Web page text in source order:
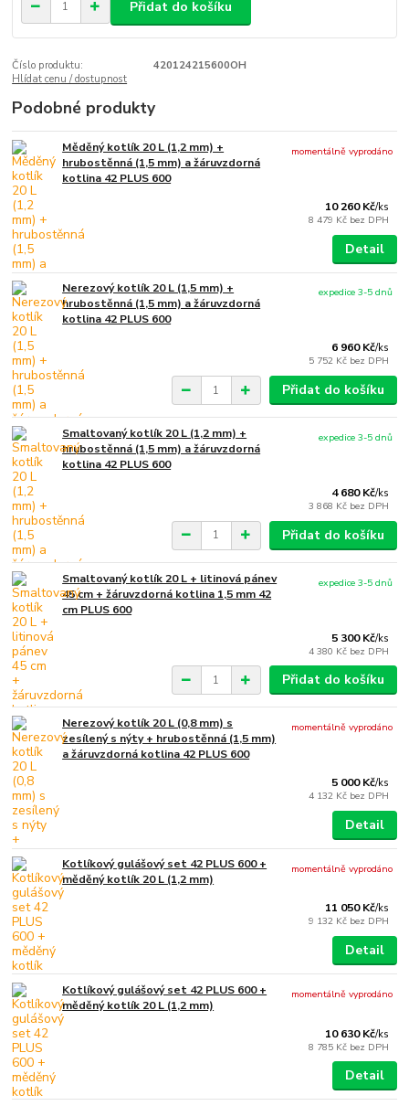
Přidat do košíku
Číslo produktu:
420124215600OH
Hlídat cenu / dostupnost
Podobné produkty
Měděný kotlík 20 L (1,2 mm) +
hrubostěnná (1,5 mm) a žáruvzdorná
kotlina 42 PLUS 600
10 260 Kč/ks
8 479 Kč bez DPH
momentálně vyprodáno
Detail
Nerezový kotlík 20 L (1,5 mm) +
hrubostěnná (1,5 mm) a žáruvzdorná
kotlina 42 PLUS 600
6 960 Kč/ks
5 752 Kč bez DPH
expedice 3-5 dnů
Přidat do košíku
Smaltovaný kotlík 20 L (1,2 mm) +
hrubostěnná (1,5 mm) a žáruvzdorná
kotlina 42 PLUS 600
4 680 Kč/ks
3 868 Kč bez DPH
expedice 3-5 dnů
Přidat do košíku
Smaltovaný kotlík 20 L + litinová pánev
45 cm + žáruvzdorná kotlina 1,5 mm 42
cm PLUS 600
5 300 Kč/ks
4 380 Kč bez DPH
expedice 3-5 dnů
Přidat do košíku
Nerezový kotlík 20 L (0,8 mm) s
zesílený s nýty + hrubostěnná (1,5 mm)
a žáruvzdorná kotlina 42 PLUS 600
5 000 Kč/ks
4 132 Kč bez DPH
momentálně vyprodáno
Detail
Kotlíkový gulášový set 42 PLUS 600 +
měděný kotlík 20 L (1,2 mm)
11 050 Kč/ks
9 132 Kč bez DPH
momentálně vyprodáno
Detail
Kotlíkový gulášový set 42 PLUS 600 +
měděný kotlík 20 L (1,2 mm)
10 630 Kč/ks
8 785 Kč bez DPH
momentálně vyprodáno
Detail